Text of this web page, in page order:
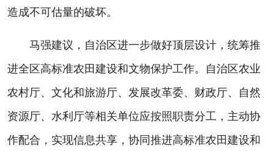
造成不可估量的破坏。
马强建议，自治区进一步做好顶层设计，统筹推
进全区高标准农田建设和文物保护工作。自治区农业
农村厅、文化和旅游厅、发展改革委、财政厅、自然
资源厅、水利厅等相关单位应按照职责分工，主动协
作配合，实现信息共享，协同推进高标准农田建设和